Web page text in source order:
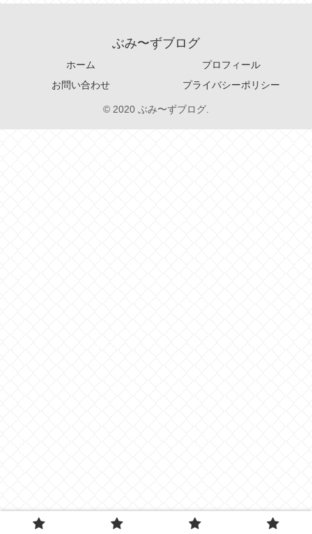
ぶみ〜ずブログ
ホーム
プロフィール
お問い合わせ
プライバシーポリシー
© 2020 ぶみ〜ずブログ.